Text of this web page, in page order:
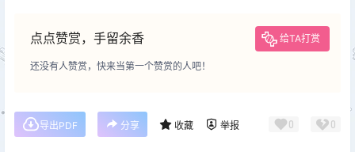
点点赞赏，手留余香 给TA打赏
还没有人赞赏，快来当第一个赞赏的人吧！
导出PDF 分享 收藏 举报 0 0